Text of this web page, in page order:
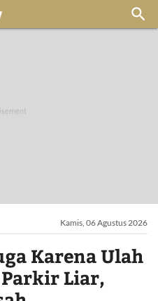

Kamis, 06 Agustus 2026
Karena Ulah
Liar,